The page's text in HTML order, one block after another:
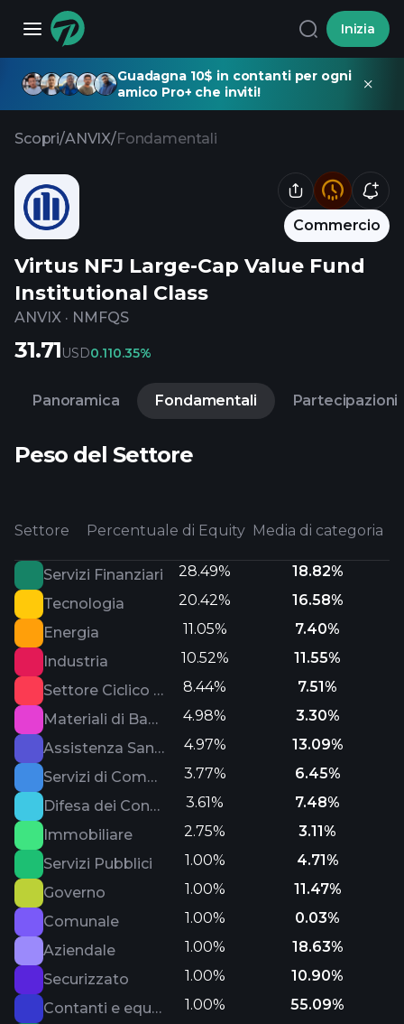
Inizia
Guadagna 10$ in contanti per ogni
amico Pro+ che inviti!
Scopri/ANVIX/Fondamentali
Commercio
Virtus NFJ Large-Cap Value Fund
Institutional Class
ANVIX · NMFQS
31.71USD0.110.35%
Panoramica Fondamentali Partecipazioni
Peso del Settore
Settore Percentuale di Equity Media di categoria
Servizi Finanziari 28.49%
18.82%
Tecnologia
20.42%
16.58%
Energia
11.05%
7.40%
Industria
10.52%
11.55%
Settore Ciclico dei Consumatori
8.44%
7.51%
Materiali di Base
4.98%
3.30%
Assistenza Sanitaria
4.97%
13.09%
Servizi di Comunicazione
3.77%
6.45%
Difesa dei Consumatori
3.61%
7.48%
Immobiliare
2.75%
3.11%
Servizi Pubblici
1.00%
4.71%
Governo
1.00%
11.47%
Comunale
1.00%
0.03%
Aziendale
1.00%
18.63%
Securizzato
1.00%
10.90%
Contanti e equivalenti
1.00%
55.09%